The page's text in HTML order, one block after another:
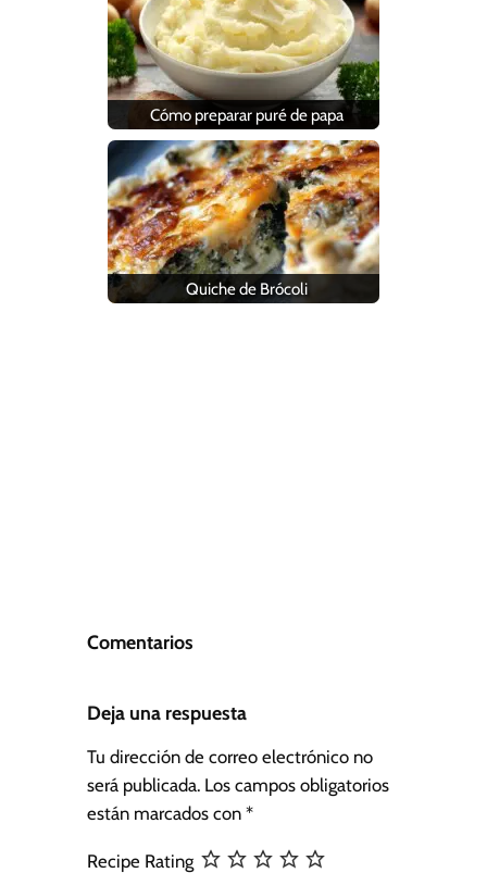
Cómo preparar puré de papa
Quiche de Brócoli
Comentarios
Deja una respuesta
Tu dirección de correo electrónico no
será publicada. Los campos obligatorios
están marcados con *
Recipe Rating